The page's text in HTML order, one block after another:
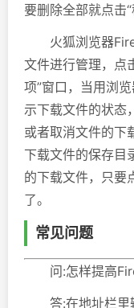
要删除全部就点击
火狐浏览器
文件进行管理，点
项”窗口，当用浏
示下载文件的状态
或者取消文件的下
下载文件的保存目
的下载文件，只要
了。
常见问题
问:怎样提高
答:在地址栏里